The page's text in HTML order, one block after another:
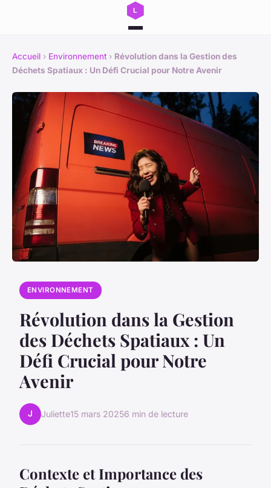
Accueil › Environnement › Révolution dans la Gestion des
Déchets Spatiaux : Un Défi Crucial pour Notre Avenir
ENVIRONNEMENT
Révolution dans la Gestion
des Déchets Spatiaux : Un
Défi Crucial pour Notre
Avenir
J Juliette15 mars 20256 min de lecture
Contexte et Importance des